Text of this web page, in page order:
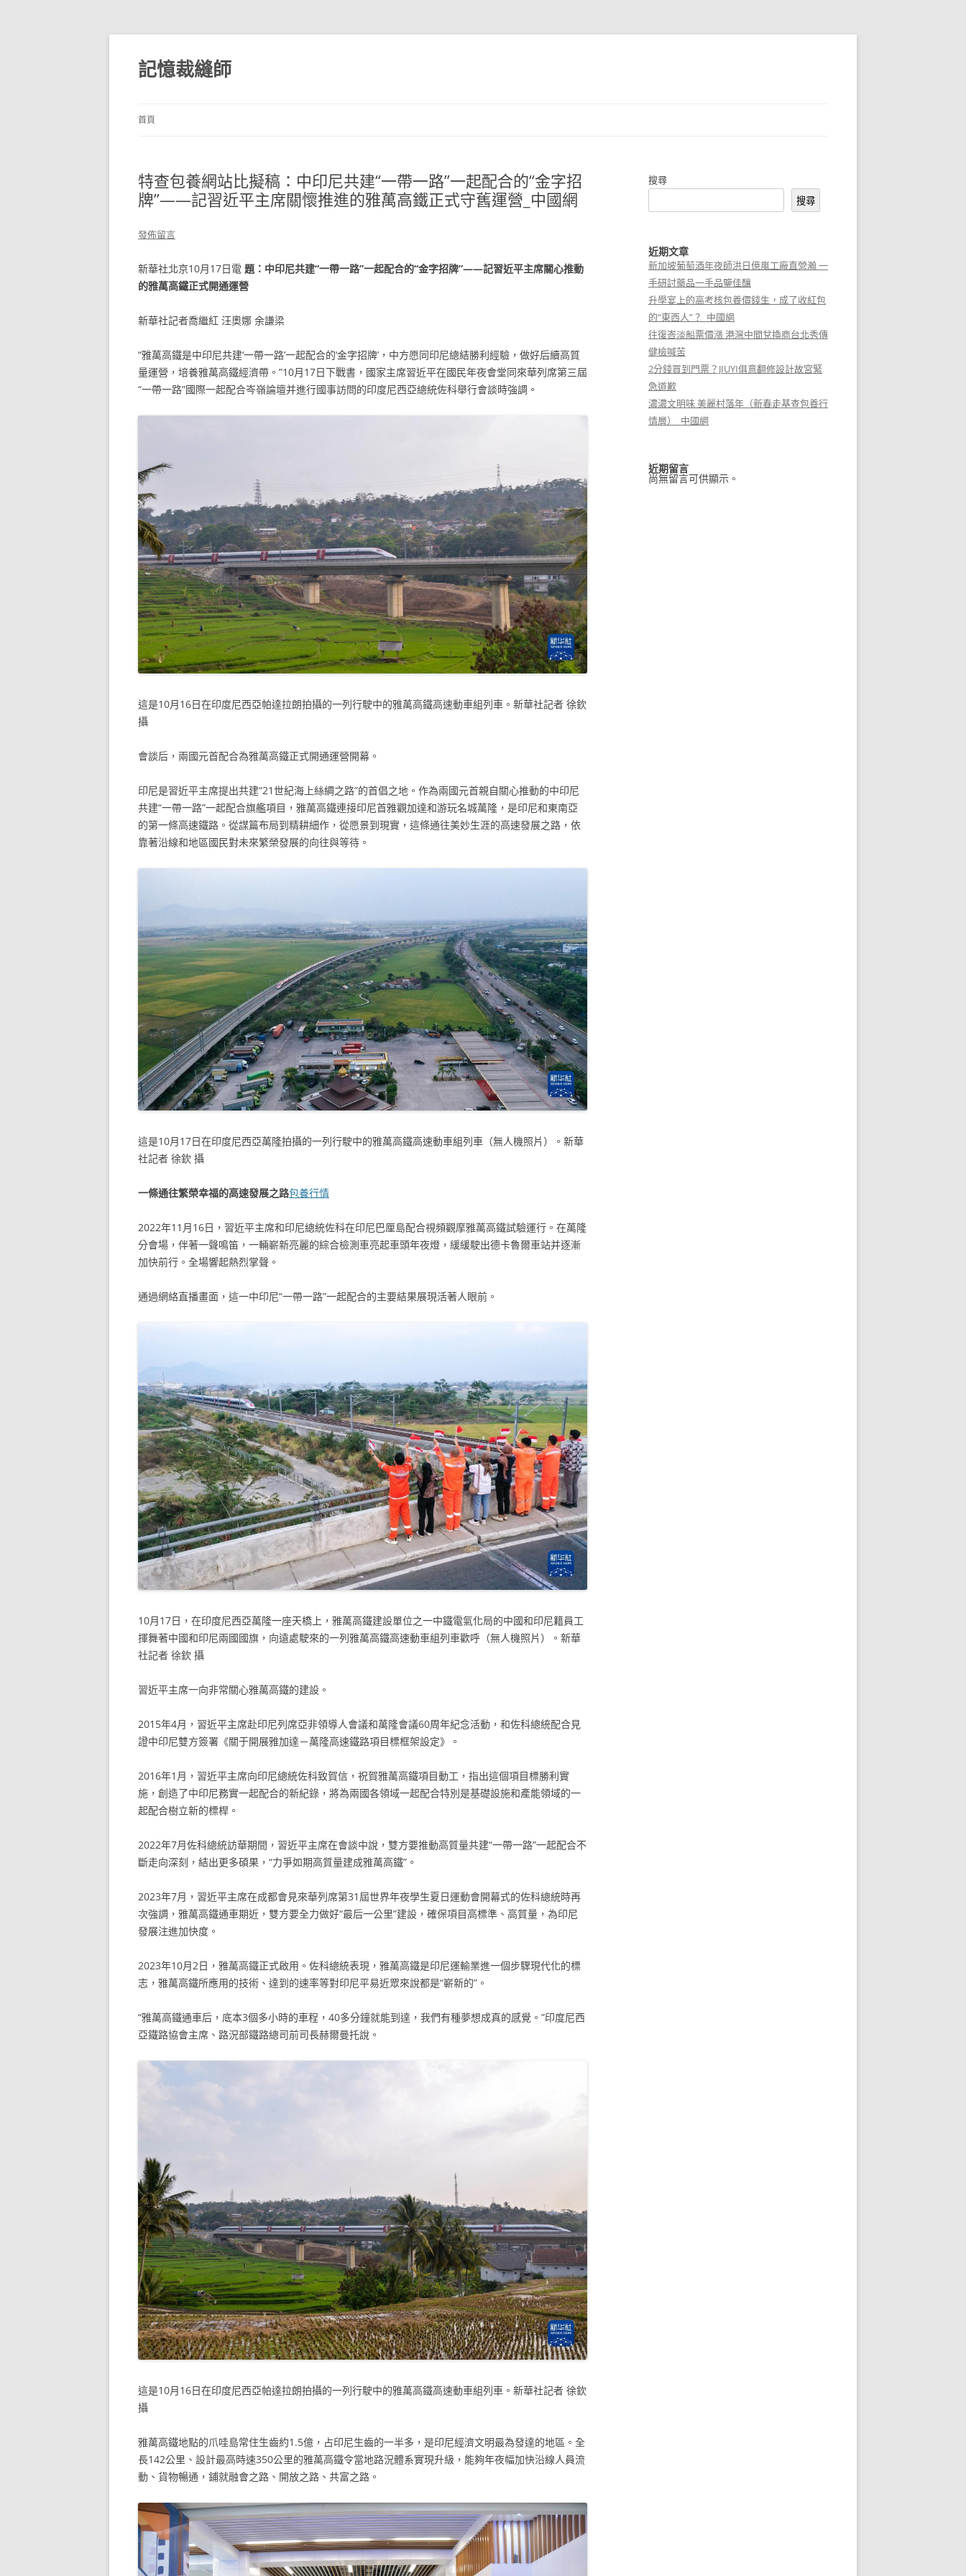
跳
主
要
內
記憶裁縫師
首頁
特查包養網站比擬稿：中印尼共建“一帶一路”一起配合的“金字招
牌”——記習近平主席關懷推進的雅萬高鐵正式守舊運營_中國網
發佈留言
新華社北京10月17日電 題：中印尼共建“一帶一路”一起配合的“金字招牌”——記習近平主席關心推動
的雅萬高鐵正式開通運營
新華社記者喬繼紅 汪奧娜 余謙梁
“雅萬高鐵是中印尼共建‘一帶一路’一起配合的‘金字招牌’，中方愿同印尼總結勝利經驗，做好后續高質
量運營，培養雅萬高鐵經濟帶。”10月17日下戰書，國家主席習近平在國民年夜會堂同來華列席第三屆
“一帶一路”國際一起配合岑嶺論壇并進行國事訪問的印度尼西亞總統佐科舉行會談時強調。
這是10月16日在印度尼西亞帕達拉朗拍攝的一列行駛中的雅萬高鐵高速動車組列車。新華社記者 徐欽
攝
會談后，兩國元首配合為雅萬高鐵正式開通運營開幕。
印尼是習近平主席提出共建“21世紀海上絲綢之路”的首倡之地。作為兩國元首親自關心推動的中印尼
共建“一帶一路”一起配合旗艦項目，雅萬高鐵連接印尼首雅觀加達和游玩名城萬隆，是印尼和東南亞
的第一條高速鐵路。從謀篇布局到精耕細作，從愿景到現實，這條通往美妙生涯的高速發展之路，依
靠著沿線和地區國民對未來繁榮發展的向往與等待。
這是10月17日在印度尼西亞萬隆拍攝的一列行駛中的雅萬高鐵高速動車組列車（無人機照片）。新華
社記者 徐欽 攝
一條通往繁榮幸福的高速發展之路包養行情
2022年11月16日，習近平主席和印尼總統佐科在印尼巴厘島配合視頻觀摩雅萬高鐵試驗運行。在萬隆
分會場，伴著一聲鳴笛，一輛嶄新亮麗的綜合檢測車亮起車頭年夜燈，緩緩駛出德卡魯爾車站并逐漸
加快前行。全場響起熱烈掌聲。
通過網絡直播畫面，這一中印尼“一帶一路”一起配合的主要結果展現活著人眼前。
10月17日，在印度尼西亞萬隆一座天橋上，雅萬高鐵建設單位之一中鐵電氣化局的中國和印尼籍員工
揮舞著中國和印尼兩國國旗，向遠處駛來的一列雅萬高鐵高速動車組列車歡呼（無人機照片）。新華
社記者 徐欽 攝
習近平主席一向非常關心雅萬高鐵的建設。
2015年4月，習近平主席赴印尼列席亞非領導人會議和萬隆會議60周年紀念活動，和佐科總統配合見
證中印尼雙方簽署《關于開展雅加達－萬隆高速鐵路項目標框架設定》。
2016年1月，習近平主席向印尼總統佐科致賀信，祝賀雅萬高鐵項目動工，指出這個項目標勝利實
施，創造了中印尼務實一起配合的新紀錄，將為兩國各領域一起配合特別是基礎設施和產能領域的一
起配合樹立新的標桿。
2022年7月佐科總統訪華期間，習近平主席在會談中說，雙方要推動高質量共建“一帶一路”一起配合不
斷走向深刻，結出更多碩果，“力爭如期高質量建成雅萬高鐵”。
2023年7月，習近平主席在成都會見來華列席第31屆世界年夜學生夏日運動會開幕式的佐科總統時再
次強調，雅萬高鐵通車期近，雙方要全力做好“最后一公里”建設，確保項目高標準、高質量，為印尼
發展注進加快度。
2023年10月2日，雅萬高鐵正式啟用。佐科總統表現，雅萬高鐵是印尼運輸業進一個步驟現代化的標
志，雅萬高鐵所應用的技術、達到的速率等對印尼平易近眾來說都是“嶄新的”。
“雅萬高鐵通車后，底本3個多小時的車程，40多分鐘就能到達，我們有種夢想成真的感覺。”印度尼西
亞鐵路協會主席、路況部鐵路總司前司長赫爾曼托說。
這是10月16日在印度尼西亞帕達拉朗拍攝的一列行駛中的雅萬高鐵高速動車組列車。新華社記者 徐欽
攝
雅萬高鐵地點的爪哇島常住生齒約1.5億，占印尼生齒的一半多，是印尼經濟文明最為發達的地區。全
長142公里、設計最高時速350公里的雅萬高鐵令當地路況體系實現升級，能夠年夜幅加快沿線人員流
動、貨物暢通，鋪就融會之路、開放之路、共富之路。
搜尋
搜尋
近期文章
新加坡葡萄酒年夜師洪日億嵐工廠直營瀚 一
手研討藥品一手品鑒佳釀
升學宴上的高考核包養價錢生，成了收紅包
的“東西人”？_中國網
往復峇淡船票價漲 港灣中間兌換商台北秀傳
健檢喊苦
2分錢買到門票？JIUYI俱意翻修設計故宮緊
急道歉
濃濃文明味 美麗村落年（新春走基查包養行
情層）_中國網
近期留言
尚無留言可供顯示。